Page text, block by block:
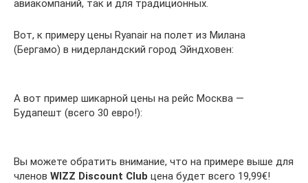
авиакомпаний, так и для традиционных.
Вот, к примеру цены Ryanair на полет из Милана
(Бергамо) в нидерландский город Эйндховен:
А вот пример шикарной цены на рейс Москва —
Будапешт (всего 30 евро!):
Вы можете обратить внимание, что на примере выше для
членов WIZZ Discount Club цена будет всего 19,99€!